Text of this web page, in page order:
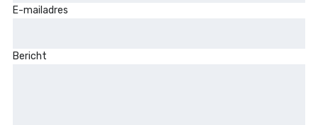
E-mailadres
Bericht